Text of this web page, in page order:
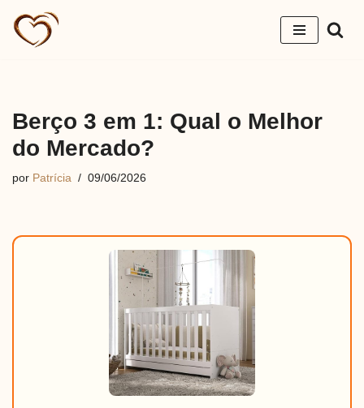
Pular
Berço 3 em 1: Qual o Melhor
do Mercado?
por Patrícia 09/06/2026